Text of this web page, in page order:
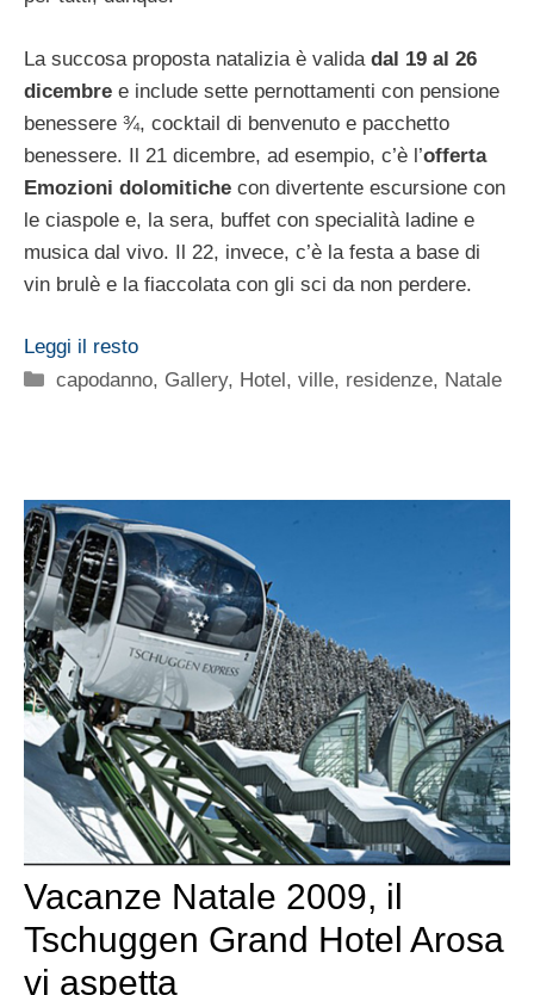
La succosa proposta natalizia è valida dal 19 al 26
dicembre e include sette pernottamenti con pensione
benessere ¾, cocktail di benvenuto e pacchetto
benessere. Il 21 dicembre, ad esempio, c’è l’offerta
Emozioni dolomitiche con divertente escursione con
le ciaspole e, la sera, buffet con specialità ladine e
musica dal vivo. Il 22, invece, c’è la festa a base di
vin brulè e la fiaccolata con gli sci da non perdere.
Leggi il resto
Categorie
capodanno, Gallery, Hotel, ville, residenze, Natale
Vacanze Natale 2009, il
Tschuggen Grand Hotel Arosa
vi aspetta